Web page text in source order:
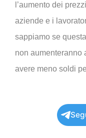
l’aumento dei
aziende e i
sappiamo se
non aumenteranno
avere meno soldi